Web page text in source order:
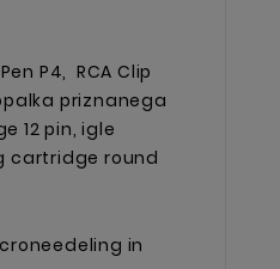
P4, RCA Clip
priznanega
12 pin, igle
cartridge round
in